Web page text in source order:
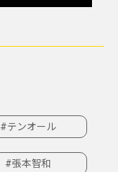
#テンオール
#張本智和